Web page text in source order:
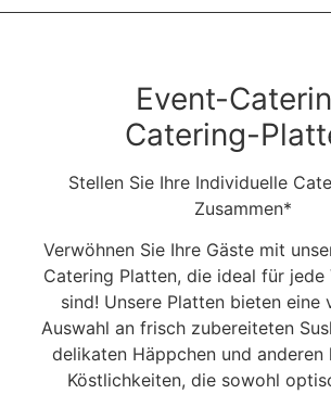
Event-
Catering-
Stellen Sie Ihre Individuelle
Zusammen*
Verwöhnen Sie Ihre Gäste mit
Catering Platten, die ideal für jede
sind! Unsere Platten bieten eine
Auswahl an frisch zubereiteten
delikaten Häppchen und anderen
Köstlichkeiten, die sowohl